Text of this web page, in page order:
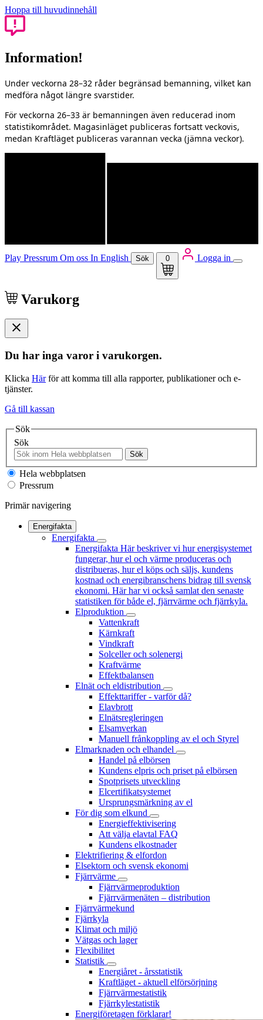
Hoppa till huvudinnehåll
Information!
Under veckorna 28–32 råder begränsad bemanning, vilket kan
medföra något längre svarstider.
För veckorna 26–33 är bemanningen även reducerad inom
statistikområdet. Magasinläget publiceras fortsatt veckovis,
medan Kraftläget publiceras varannan vecka (jämna veckor).
Play Pressrum Om oss In English Sök 0 Logga in
Varukorg
Du har inga varor i varukorgen.
Klicka Härför att komma till alla rapporter, publikationer och e-
tjänster.
Gå till kassan
Sök
Sök
Sök
Hela webbplatsen
Pressrum
Primär navigering
Energifakta
Energifakta
Energifakta Här beskriver vi hur energisystemet
fungerar, hur el och värme produceras och
distribueras, hur el köps och säljs, kundens
kostnad och energibranschens bidrag till svensk
ekonomi. Här har vi också samlat den senaste
statistiken för både el, fjärrvärme och fjärrkyla.
Elproduktion
Vattenkraft
Kärnkraft
Vindkraft
Solceller och solenergi
Kraftvärme
Effektbalansen
Elnät och eldistribution
Effekttariffer - varför då?
Elavbrott
Elnätsregleringen
Elsamverkan
Manuell frånkoppling av el och Styrel
Elmarknaden och elhandel
Handel på elbörsen
Kundens elpris och priset på elbörsen
Spotprisets utveckling
Elcertifikatsystemet
Ursprungsmärkning av el
För dig som elkund
Energieffektivisering
Att välja elavtal FAQ
Kundens elkostnader
Elektrifiering & elfordon
Elsektorn och svensk ekonomi
Fjärrvärme
Fjärrvärmeproduktion
Fjärrvärmenäten – distribution
Fjärrvärmekund
Fjärrkyla
Klimat och miljö
Vätgas och lager
Flexibilitet
Statistik
Energiåret - årsstatistik
Kraftläget - aktuell elförsörjning
Fjärrvärmestatistik
Fjärrkylestatistik
Energiföretagen förklarar!